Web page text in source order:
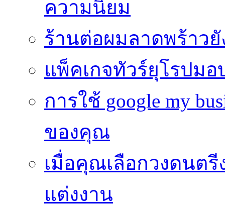
ความนิยม
ร้านต่อผมลาดพร้าว
แพ็คเกจทัวร์ยุโรปม
การใช้ google my
ของคุณ
เมื่อคุณเลือกวงดนต
แต่งงาน